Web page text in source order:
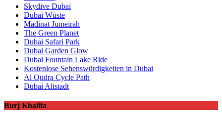
Skydive Dubai
Dubai Wüste
Madinat Jumeirah
The Green Planet
Dubai Safari Park
Dubai Garden Glow
Dubai Fountain Lake Ride
Kostenlose Sehenswürdigkeiten in Dubai
Al Qudra Cycle Path
Dubai Altstadt
Burj Khalifa